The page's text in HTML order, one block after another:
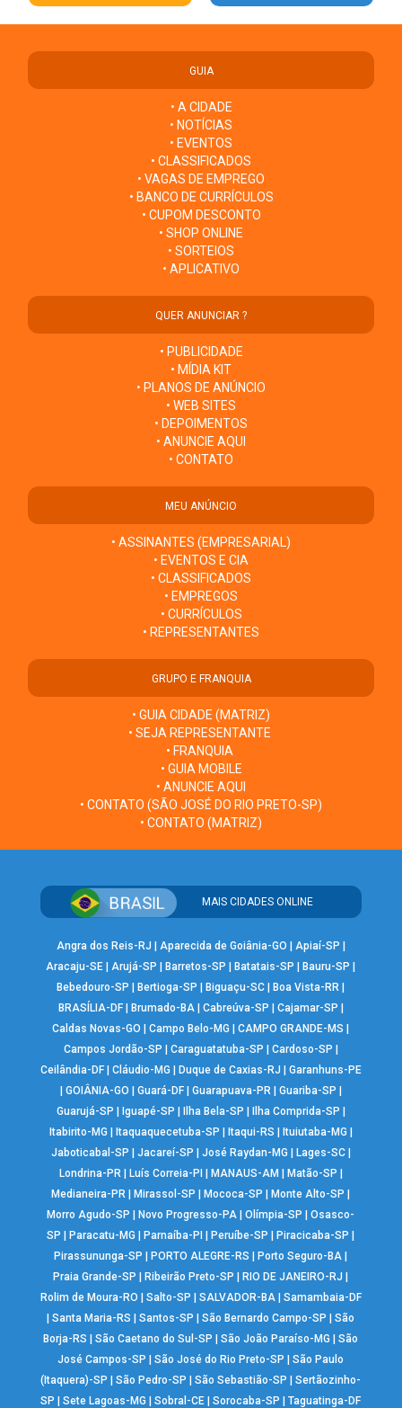
GUIA
• A CIDADE
• NOTÍCIAS
• EVENTOS
• CLASSIFICADOS
• VAGAS DE EMPREGO
• BANCO DE CURRÍCULOS
• CUPOM DESCONTO
• SHOP ONLINE
• SORTEIOS
• APLICATIVO
QUER ANUNCIAR ?
• PUBLICIDADE
• MÍDIA KIT
• PLANOS DE ANÚNCIO
• WEB SITES
• DEPOIMENTOS
• ANUNCIE AQUI
• CONTATO
MEU ANÚNCIO
• ASSINANTES (EMPRESARIAL)
• EVENTOS E CIA
• CLASSIFICADOS
• EMPREGOS
• CURRÍCULOS
• REPRESENTANTES
GRUPO E FRANQUIA
• GUIA CIDADE (MATRIZ)
• SEJA REPRESENTANTE
• FRANQUIA
• GUIA MOBILE
• ANUNCIE AQUI
• CONTATO (SÃO JOSÉ DO RIO PRETO-SP)
• CONTATO (MATRIZ)
MAIS CIDADES ONLINE
Angra dos Reis-RJ | Aparecida de Goiânia-GO | Apiaí-SP |
Aracaju-SE | Arujá-SP |Barretos-SP |Batatais-SP |Bauru-SP |
Bebedouro-SP |Bertioga-SP |Biguaçu-SC |Boa Vista-RR |
BRASÍLIA-DF| Brumado-BA| Cabreúva-SP | Cajamar-SP |
Caldas Novas-GO |Campo Belo-MG |CAMPO GRANDE-MS |
Campos Jordão-SP | Caraguatatuba-SP | Cardoso-SP |
Ceilândia-DF| Cláudio-MG | Duque de Caxias-RJ | Garanhuns-PE
| GOIÂNIA-GO | Guará-DF| Guarapuava-PR | Guariba-SP |
Guarujá-SP | Iguapé-SP | Ilha Bela-SP | Ilha Comprida-SP |
Itabirito-MG | Itaquaquecetuba-SP | Itaqui-RS | Ituiutaba-MG |
Jaboticabal-SP | Jacareí-SP | José Raydan-MG | Lages-SC|
Londrina-PR | Luís Correia-PI | MANAUS-AM | Matão-SP |
Medianeira-PR |Mirassol-SP |Mococa-SP |Monte Alto-SP |
Morro Agudo-SP |Novo Progresso-PA |Olímpia-SP |Osasco-
SP |Paracatu-MG |Parnaíba-PI |Peruíbe-SP |Piracicaba-SP |
Pirassununga-SP |PORTO ALEGRE-RS |Porto Seguro-BA |
Praia Grande-SP |Ribeirão Preto-SP |RIO DE JANEIRO-RJ |
Rolim de Moura-RO | Salto-SP | SALVADOR-BA| Samambaia-DF
|Santa Maria-RS |Santos-SP |São Bernardo Campo-SP |São
Borja-RS |São Caetano do Sul-SP |São João Paraíso-MG |São
José Campos-SP |São José do Rio Preto-SP |São Paulo
(Itaquera)-SP |São Pedro-SP |São Sebastião-SP |Sertãozinho-
SP |Sete Lagoas-MG |Sobral-CE |Sorocaba-SP |Taguatinga-DF